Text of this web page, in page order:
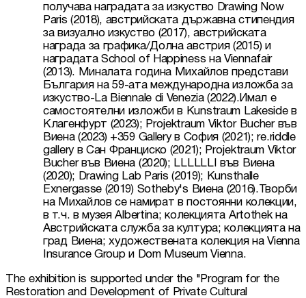
получава наградата за изкуство Drawing Now
Paris (2018), австрийската държавна стипендия
за визуално изкуство (2017), австрийската
награда за графика/Долна австрия (2015) и
наградата School of Happiness на Viennafair
(2013). Миналата година Михайлов представи
България на 59-ата международна изложба за
изкуство-La Biennale di Venezia (2022).Имал е
самостоятелни изложби в Kunstraum Lakeside в
Клагенфурт (2023); Projektraum Viktor Bucher във
Виена (2023) +359 Gallery в София (2021); re.riddle
gallery в Сан Франциско (2021); Projektraum Viktor
Bucher във Виена (2020); LLLLLLI във Виена
(2020); Drawing Lab Paris (2019); Kunsthalle
Exnergasse (2019) Sotheby's Виена (2016).Творби
на Михайлов се намират в постоянни колекции,
в т.ч. в музея Albertina; колекцията Artothek на
Австрийската служба за култура; колекцията на
град Виена; художествената колекция на Vienna
Insurance Group и Dom Museum Vienna.
The exhibition is supported under the "Program for the
Restoration and Development of Private Cultural